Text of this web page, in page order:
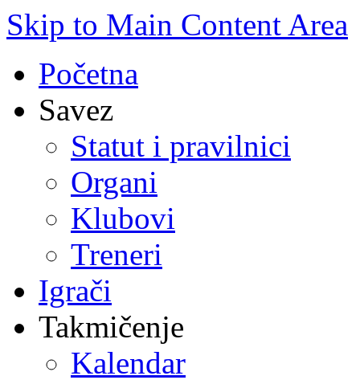
Skip to Main Content Area
Početna
Savez
Statut i pravilnici
Organi
Klubovi
Treneri
Igrači
Takmičenje
Kalendar